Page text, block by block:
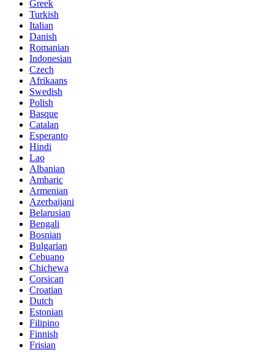
Greek
Turkish
Italian
Danish
Romanian
Indonesian
Czech
Afrikaans
Swedish
Polish
Basque
Catalan
Esperanto
Hindi
Lao
Albanian
Amharic
Armenian
Azerbaijani
Belarusian
Bengali
Bosnian
Bulgarian
Cebuano
Chichewa
Corsican
Croatian
Dutch
Estonian
Filipino
Finnish
Frisian